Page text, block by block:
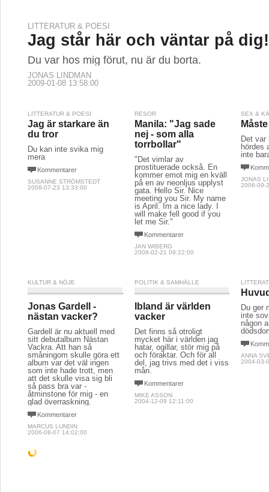
LITTERATUR & POESI
Jag står här och väntar på dig!
Du var hos mig förut, nu är du borta.
JONAS LINDMAN
2009-01-08 13:58:00
LITTERATUR & POESI
Jag är starkare än
du tror
Du kan inte svika mig
mera
Kommentarer
SUSANNE STRÖMSTEDT
2008-07-23 13:33:00
RESOR
Manila: "Jag sade
nej - som alla
torrbollar"
"Det vimlar av
prostituerade också. En
kommer emot mig en kväll
på en av neonljus upplyst
gata. Hello Sir. Nice
meeting you Sir. My name
is April. Im a nice lady. I
will make fell good if you
let me Sir."
Kommentarer
JAN WIBERG
2008-02-21 09:22:00
SEX &
Det var
hördes
inte
JONAS
2006-09-
KULTUR & NÖJE
Jonas Gardell -
nästan vacker?
Gardell är nu aktuell med
sitt debutalbum Nästan
Vackra. Att han så
småningom skulle göra ett
album var det väl ingen
som inte hade trott, men
att det skulle visa sig bli
så pass bra var -
åtminstone för mig - en
glad överraskning.
Kommentarer
MARCUS LUNDIN
2006-08-07 14:02:00
POLITIK & SAMHÄLLE
Ibland är världen
vacker
Det finns så otroligt
mycket här i världen jag
hatar, ogillar, stör mig på
och föraktar. Och för all
del, jag trivs med det i viss
mån.
Kommentarer
MIKE ASSON
2004-12-09 12:11:00
Du ger
inte
någon
ANNA
2004-03-